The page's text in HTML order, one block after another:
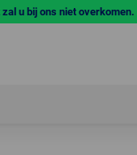
u bij ons niet